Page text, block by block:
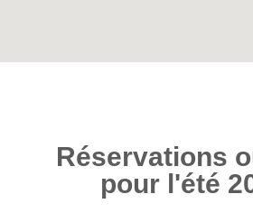
Réservations
pour l'été